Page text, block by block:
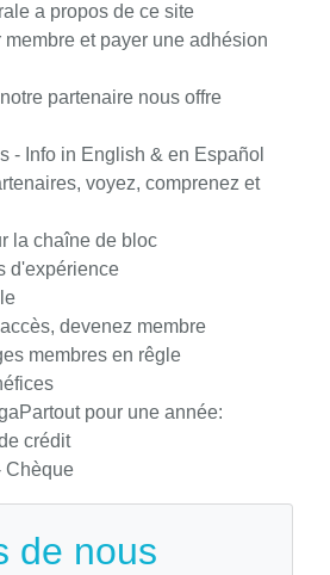
a propos de ce site
et payer une adhésion
partenaire nous offre
- Info in English & en Español
voyez, comprenez et
la chaîne de bloc
d'expérience
devenez membre
membres en rêgle
pour une année:
crédit
Chèque
de nous